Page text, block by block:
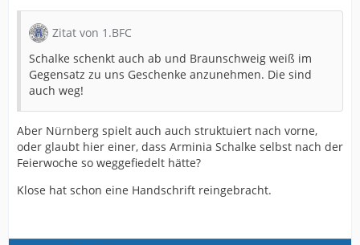
Zitat von 1.BFC
Schalke schenkt auch ab und Braunschweig weiß im
Gegensatz zu uns Geschenke anzunehmen. Die sind
auch weg!
Aber Nürnberg spielt auch auch struktuiert nach vorne,
oder glaubt hier einer, dass Arminia Schalke selbst nach der
Feierwoche so weggefiedelt hätte?
Klose hat schon eine Handschrift reingebracht.